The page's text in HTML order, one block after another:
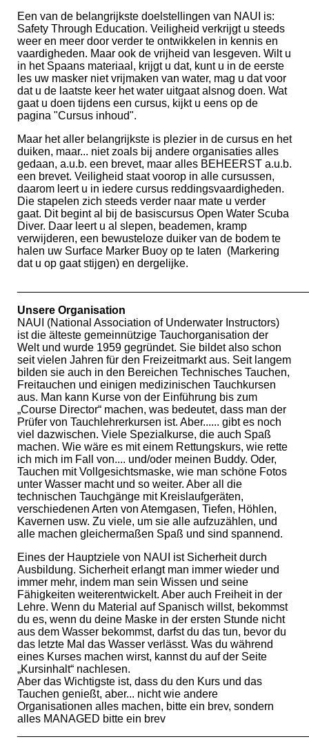
Een van de belangrijkste doelstellingen van NAUI is:
Safety Through Education. Veiligheid verkrijgt u steeds
weer en meer door verder te ontwikkelen in kennis en
vaardigheden. Maar ook de vrijheid van lesgeven. Wilt u
in het Spaans materiaal, krijgt u dat, kunt u in de eerste
les uw masker niet vrijmaken van water, mag u dat voor
dat u de laatste keer het water uitgaat alsnog doen. Wat
gaat u doen tijdens een cursus, kijkt u eens op de
pagina "Cursus inhoud".
Maar het aller belangrijkste is plezier in de cursus en het
duiken, maar... niet zoals bij andere organisaties alles
gedaan, a.u.b. een brevet, maar alles BEHEERST a.u.b.
een brevet. Veiligheid staat voorop in alle cursussen,
daarom leert u in iedere cursus reddingsvaardigheden.
Die stapelen zich steeds verder naar mate u verder
gaat. Dit begint al bij de basiscursus Open Water Scuba
Diver. Daar leert u al slepen, beademen, kramp
verwijderen, een bewusteloze duiker van de bodem te
halen uw Surface Marker Buoy op te laten (Markering
dat u op gaat stijgen) en dergelijke.
Unsere Organisation
NAUI (National Association of Underwater Instructors)
ist die älteste gemeinnützige Tauchorganisation der
Welt und wurde 1959 gegründet. Sie bildet also schon
seit vielen Jahren für den Freizeitmarkt aus. Seit langem
bilden sie auch in den Bereichen Technisches Tauchen,
Freitauchen und einigen medizinischen Tauchkursen
aus. Man kann Kurse von der Einführung bis zum
„Course Director“ machen, was bedeutet, dass man der
Prüfer von Tauchlehrerkursen ist. Aber...... gibt es noch
viel dazwischen. Viele Spezialkurse, die auch Spaß
machen. Wie wäre es mit einem Rettungskurs, wie rette
ich mich im Fall von.... und/oder meinen Buddy. Oder,
Tauchen mit Vollgesichtsmaske, wie man schöne Fotos
unter Wasser macht und so weiter. Aber all die
technischen Tauchgänge mit Kreislaufgeräten,
verschiedenen Arten von Atemgasen, Tiefen, Höhlen,
Kavernen usw. Zu viele, um sie alle aufzuzählen, und
alle machen gleichermaßen Spaß und sind spannend.
Eines der Hauptziele von NAUI ist Sicherheit durch
Ausbildung. Sicherheit erlangt man immer wieder und
immer mehr, indem man sein Wissen und seine
Fähigkeiten weiterentwickelt. Aber auch Freiheit in der
Lehre. Wenn du Material auf Spanisch willst, bekommst
du es, wenn du deine Maske in der ersten Stunde nicht
aus dem Wasser bekommst, darfst du das tun, bevor du
das letzte Mal das Wasser verlässt. Was du während
eines Kurses machen wirst, kannst du auf der Seite
„Kursinhalt“ nachlesen.
Aber das Wichtigste ist, dass du den Kurs und das
Tauchen genießt, aber... nicht wie andere
Organisationen alles machen, bitte ein brev, sondern
alles MANAGED bitte ein brev